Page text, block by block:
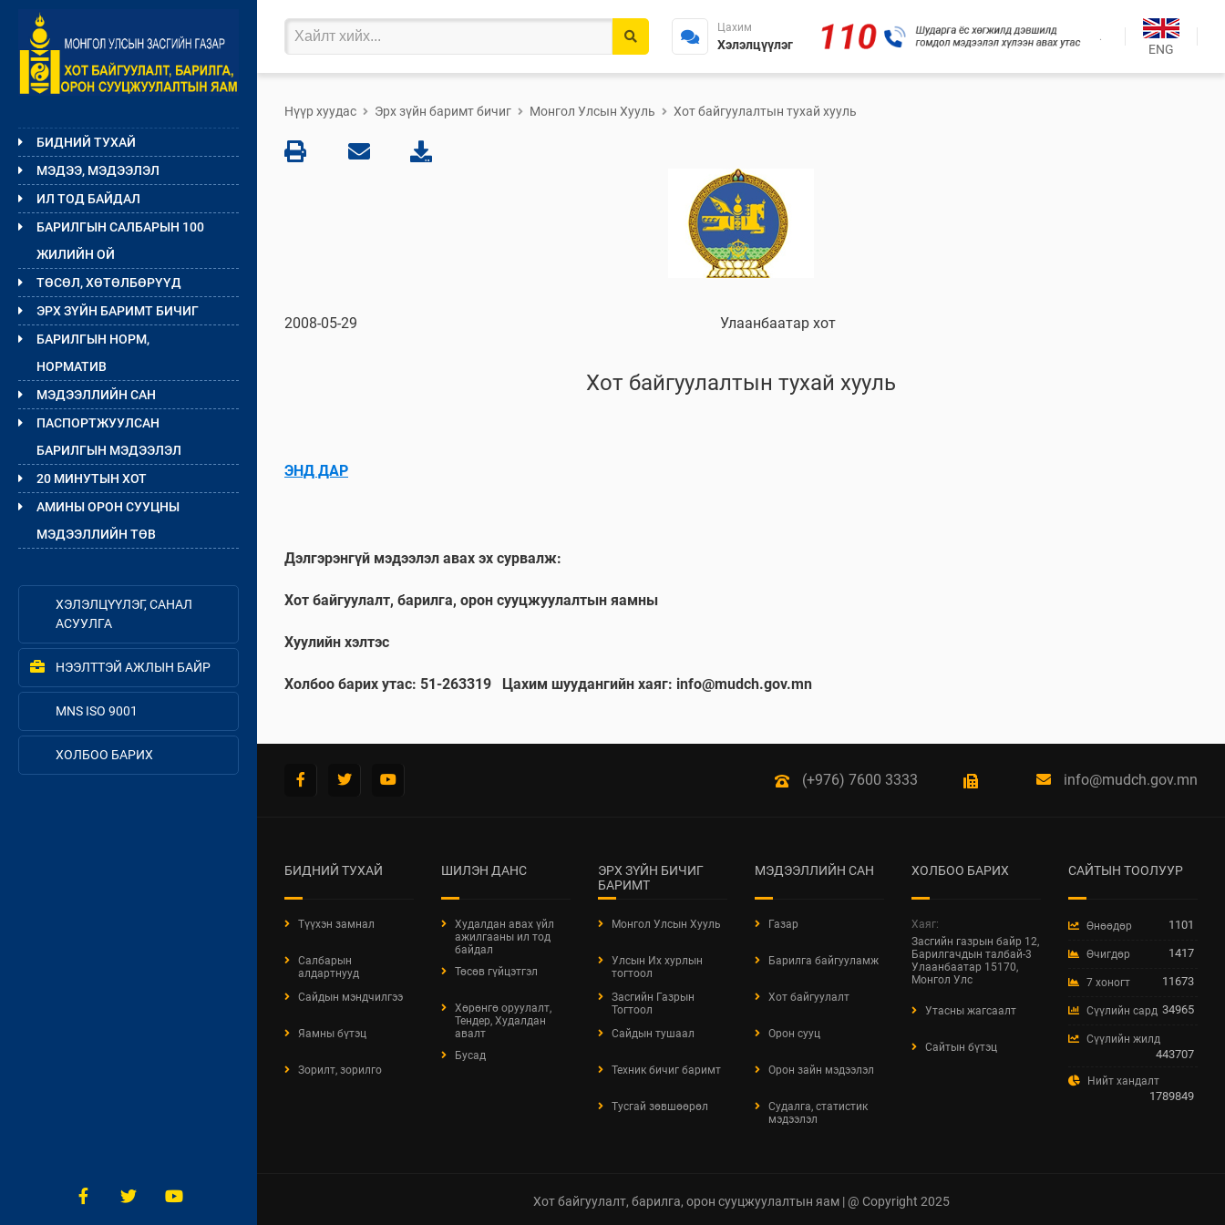
БИДНИЙ ТУХАЙ
МЭДЭЭ, МЭДЭЭЛЭЛ
ИЛ ТОД БАЙДАЛ
БАРИЛГЫН САЛБАРЫН 100
ЖИЛИЙН ОЙ
ТӨСӨЛ, ХӨТӨЛБӨРҮҮД
ЭРХ ЗҮЙН БАРИМТ БИЧИГ
БАРИЛГЫН НОРМ,
НОРМАТИВ
МЭДЭЭЛЛИЙН САН
ПАСПОРТЖУУЛСАН
БАРИЛГЫН МЭДЭЭЛЭЛ
20 МИНУТЫН ХОТ
АМИНЫ ОРОН СУУЦНЫ
МЭДЭЭЛЛИЙН ТӨВ
ХЭЛЭЛЦҮҮЛЭГ, САНАЛ
АСУУЛГА
НЭЭЛТТЭЙ АЖЛЫН БАЙР
MNS ISO 9001
ХОЛБОО БАРИХ
Цахим
Хэлэлцүүлэг
.
ENG
Нүүр хуудас Эрх зүйн баримт бичиг Монгол Улсын Хууль Хот байгуулалтын тухай хууль
2008-05-29 Улаанбаатар хот
Хот байгуулалтын тухай хууль
ЭНД ДАР
Дэлгэрэнгүй мэдээлэл авах эх сурвалж:
Хот байгуулалт, барилга, орон сууцжуулалтын яамны
Хуулийн хэлтэс
Холбоо барих утас: 51-263319 Цахим шуудангийн хаяг: info@mudch.gov.mn
(+976) 7600 3333 info@mudch.gov.mn
БИДНИЙ ТУХАЙ
Түүхэн замнал
Салбарын
алдартнууд
Сайдын мэндчилгээ
Яамны бүтэц
Зорилт, зорилго
ШИЛЭН ДАНС
Худалдан авах үйл
ажилгааны ил тод
байдал
Төсөв гүйцэтгэл
Хөрөнгө оруулалт,
Тендер, Худалдан
авалт
Бусад
ЭРХ ЗҮЙН БИЧИГ
БАРИМТ
Монгол Улсын Хууль
Улсын Их хурлын
тогтоол
Засгийн Газрын
Тогтоол
Сайдын тушаал
Техник бичиг баримт
Тусгай зөвшөөрөл
МЭДЭЭЛЛИЙН САН
Газар
Барилга байгууламж
Хот байгуулалт
Орон сууц
Орон зайн мэдээлэл
Судалга, статистик
мэдээлэл
ХОЛБОО БАРИХ
Хаяг:
Засгийн газрын байр 12,
Барилгачдын талбай-3
Улаанбаатар 15170,
Монгол Улс
Утасны жагсаалт
Сайтын бүтэц
САЙТЫН ТООЛУУР
Өнөөдөр 1101
Өчигдөр 1417
7 хоногт 11673
Сүүлийн сард 34965
Сүүлийн жилд
443707
Нийт хандалт
1789849
Хот байгуулалт, барилга, орон сууцжуулалтын яам | @ Copyright 2025